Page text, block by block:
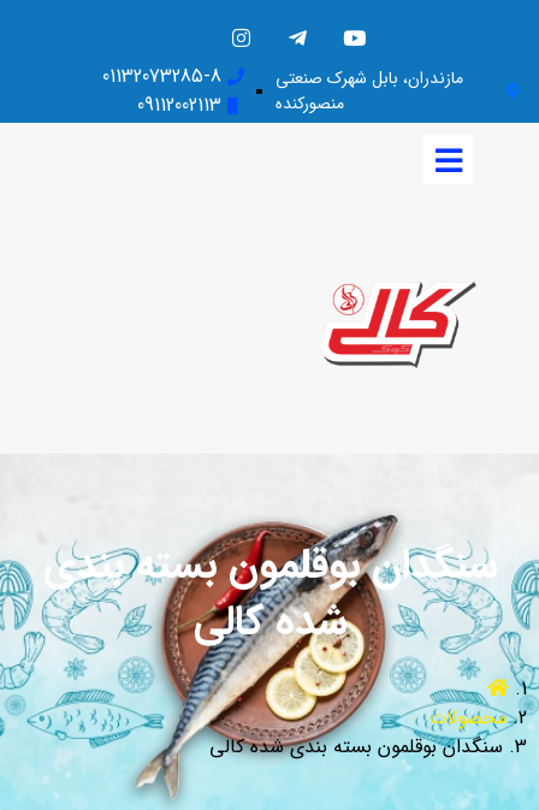
مازندران، بابل شهرک صنعتی
منصورکنده
01132073285-8
09112002113
سنگدان بوقلمون بسته بندی
شده کالی
محصولات
سنگدان بوقلمون بسته بندی شده کالی